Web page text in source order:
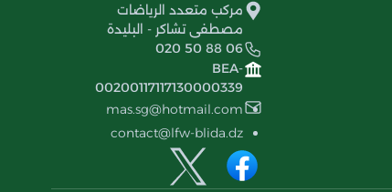
مركب متعدد الرياضات
مصطفى تشاكر - البليدة
020 50 88 06
BEA-
00200117117130000339
mas.sg@hotmail.com
contact@lfw-blida.dz